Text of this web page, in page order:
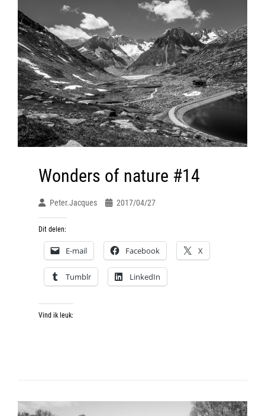
Wonders of nature #14
Peter.jacques 2017/04/27
Dit delen:
E-mail Facebook X
Tumblr LinkedIn
Vind ik leuk: